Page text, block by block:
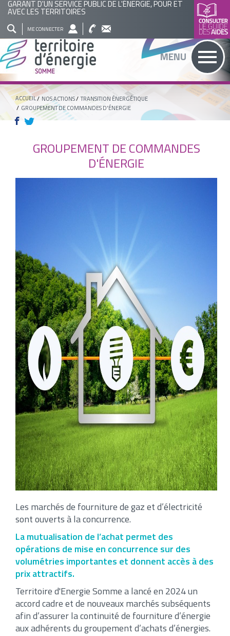
GARANT D'UN SERVICE PUBLIC DE L'ÉNERGIE, POUR ET
AVEC LES TERRITOIRES
ME CONNECTER
RECHERCHER MENU
ACCUEIL NOS ACTIONS
TRANSITION ÉNERGÉTIQUE
GROUPEMENT DE COMMANDES D'ÉNERGIE
GROUPEMENT DE COMMANDES
D'ÉNERGIE
Les marchés de fourniture de gaz et d’électricité
sont ouverts à la concurrence.
La mutualisation de l’achat permet des
opérations de mise en concurrence sur des
volumétries importantes et donnent accès à des
prix attractifs.
Territoire d'Energie Somme a lancé en 2024 un
accord cadre et de nouveaux marchés subséquents
afin d’assurer la continuité de fourniture d’énergie
aux adhérents du groupement d’achats d’énergies.
QUI
SOMMES
NOUS
?
NOS
ACTIONS
ACTUALITÉS
AGENDA
BASE
DOCUMENTAIRE